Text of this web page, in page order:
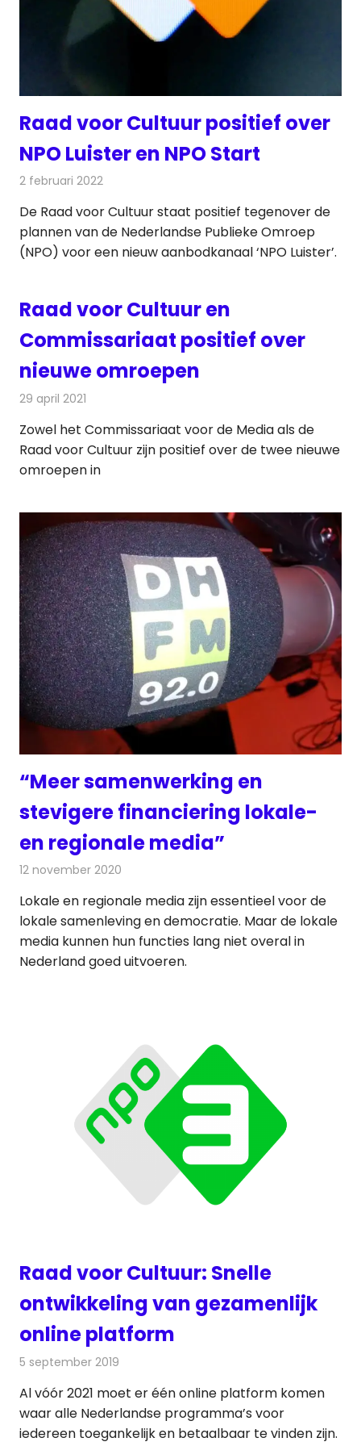
Raad voor Cultuur positief over
NPO Luister en NPO Start
2 februari 2022
De Raad voor Cultuur staat positief tegenover de
plannen van de Nederlandse Publieke Omroep
(NPO) voor een nieuw aanbodkanaal ‘NPO Luister’.
Raad voor Cultuur en
Commissariaat positief over
nieuwe omroepen
29 april 2021
Zowel het Commissariaat voor de Media als de
Raad voor Cultuur zijn positief over de twee nieuwe
omroepen in
“Meer samenwerking en
stevigere financiering lokale-
en regionale media”
12 november 2020
Lokale en regionale media zijn essentieel voor de
lokale samenleving en democratie. Maar de lokale
media kunnen hun functies lang niet overal in
Nederland goed uitvoeren.
Raad voor Cultuur: Snelle
ontwikkeling van gezamenlijk
online platform
5 september 2019
Al vóór 2021 moet er één online platform komen
waar alle Nederlandse programma’s voor
iedereen toegankelijk en betaalbaar te vinden zijn.